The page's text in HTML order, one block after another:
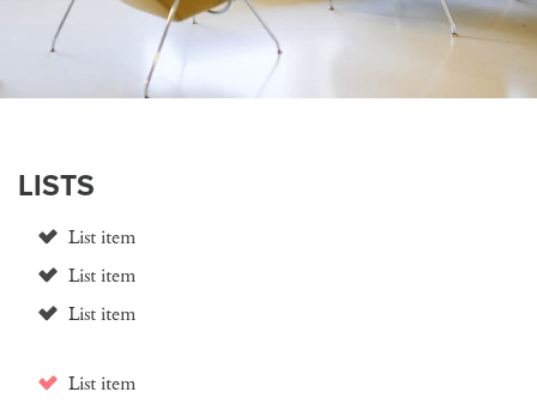
LISTS
List item
List item
List item
List item